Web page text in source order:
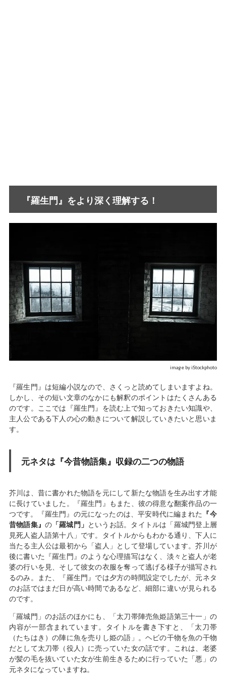
『羅生門』をより深く理解する！
image by iStockphoto
『羅生門』は短編小説なので、さくっと読めてしまいますよね。
しかし、その短い文章のなかにも解釈のポイントはたくさんある
のです。ここでは『羅生門』を読む上で知っておきたい知識や、
主人公である下人の心の動きについて解説していきたいと思いま
す。
元ネタは『今昔物語集』収録の二つの物語
芥川は、昔に書かれた物語を元にして新たな物語を生み出す才能
に長けていました。『羅生門』もまた、彼の得意な翻案作品の一
つです。『羅生門』の元になったのは、平安時代に編まれた 『今
昔物語集』 の「羅城門」 というお話。タイトルは「羅城門登上層
見死人盗人語第十八」です。タイトルからもわかる通り、下人に
当たる主人公は最初から「盗人」として登場しています。芥川が
後に書いた『羅生門』のような心理描写はなく、淡々と盗人が老
婆の行いを見、そして彼女の衣服を奪って逃げる様子が描写され
るのみ。また、『羅生門』では夕方の時間設定でしたが、元ネタ
のお話ではまだ日が高い時間であるなど、細部に違いが見られる
のです。
「羅城門」のお話のほかにも、「太刀帯陣売魚姫語第三十一」の
内容が一部含まれています。タイトルを書き下すと、「太刀帯
（たちはき）の陣に魚を売りし姫の語」。ヘビの干物を魚の干物
だとして太刀帯（役人）に売っていた女の話です。これは、老婆
が髪の毛を抜いていた女が生前生きるために行っていた「悪」の
元ネタになっていますね。